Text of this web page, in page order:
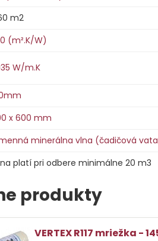
m2
(m².K/W)
W/m.K
x 600 mm
minerálna vlna (čadičová
platí pri odbere minimálne 20 m3
produkty
VERTEX R117 mriežka -